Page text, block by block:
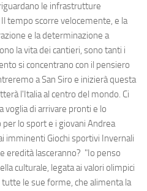
le infrastrutture
tempo scorre velocemente, e la
e la determinazione a
la vita dei cantieri, sono tanti i
si concentrano con il pensiero
a San Siro e inizierà questa
l'Italia al centro del mondo. Ci
voglia di arrivare pronti e lo
lo sport e i giovani Andrea
imminenti Giochi sportivi Invernali
eredità lasceranno? "Io penso
culturale, legata ai valori olimpici
le sue forme, che alimenta la